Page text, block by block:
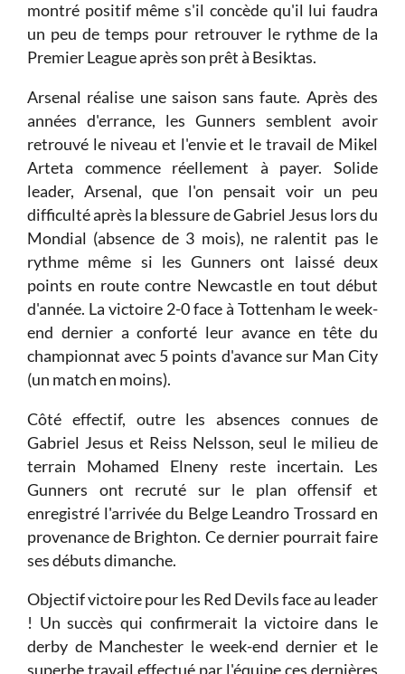
montré positif même s'il concède qu'il lui faudra
un peu de temps pour retrouver le rythme de la
Premier League après son prêt à Besiktas.
Arsenal réalise une saison sans faute. Après des
années d'errance, les Gunners semblent avoir
retrouvé le niveau et l'envie et le travail de Mikel
Arteta commence réellement à payer. Solide
leader, Arsenal, que l'on pensait voir un peu
difficulté après la blessure de Gabriel Jesus lors du
Mondial (absence de 3 mois), ne ralentit pas le
rythme même si les Gunners ont laissé deux
points en route contre Newcastle en tout début
d'année. La victoire 2-0 face à Tottenham le week-
end dernier a conforté leur avance en tête du
championnat avec 5 points d'avance sur Man City
(un match en moins).
Côté effectif, outre les absences connues de
Gabriel Jesus et Reiss Nelsson, seul le milieu de
terrain Mohamed Elneny reste incertain. Les
Gunners ont recruté sur le plan offensif et
enregistré l'arrivée du Belge Leandro Trossard en
provenance de Brighton. Ce dernier pourrait faire
ses débuts dimanche.
Objectif victoire pour les Red Devils face au leader
! Un succès qui confirmerait la victoire dans le
derby de Manchester le week-end dernier et le
superbe travail effectué par l'équipe ces dernières